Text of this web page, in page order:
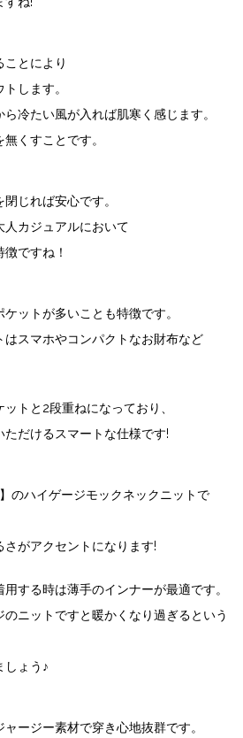
ことにより
します。
冷たい風が入れば肌寒く感じます。
くすことです。
じれば安心です。
人カジュアルにおいて
ですね！
ットが多いことも特徴です。
はスマホやコンパクトなお財布など
トと2段重ねになっており、
だけるスマートな仕様です!
のハイゲージモックネックニットで
がアクセントになります!
する時は薄手のインナーが最適です。
のニットですと暖かくなり過ぎるという
しょう♪
ージー素材で穿き心地抜群です。